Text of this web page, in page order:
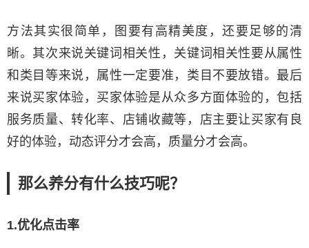
方法其实很简单，图要有高精美度，还要足够的清
晰。其次来说关键词相关性，关键词相关性要从属性
和类目等来说，属性一定要准，类目不要放错。最后
来说买家体验，买家体验是从众多方面体验的，包括
服务质量、转化率、店铺收藏等，店主要让买家有良
好的体验，动态评分才会高，质量分才会高。
那么养分有什么技巧呢？
1.优化点击率